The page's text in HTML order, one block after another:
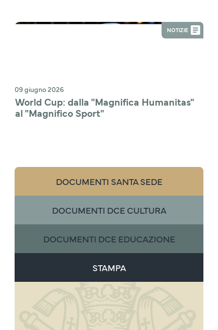
NOTIZIE
09 giugno 2026
World Cup: dalla "Magnifica Humanitas"
al "Magnifico Sport"
DOCUMENTI SANTA SEDE
DOCUMENTI DCE CULTURA
DOCUMENTI DCE EDUCAZIONE
STAMPA